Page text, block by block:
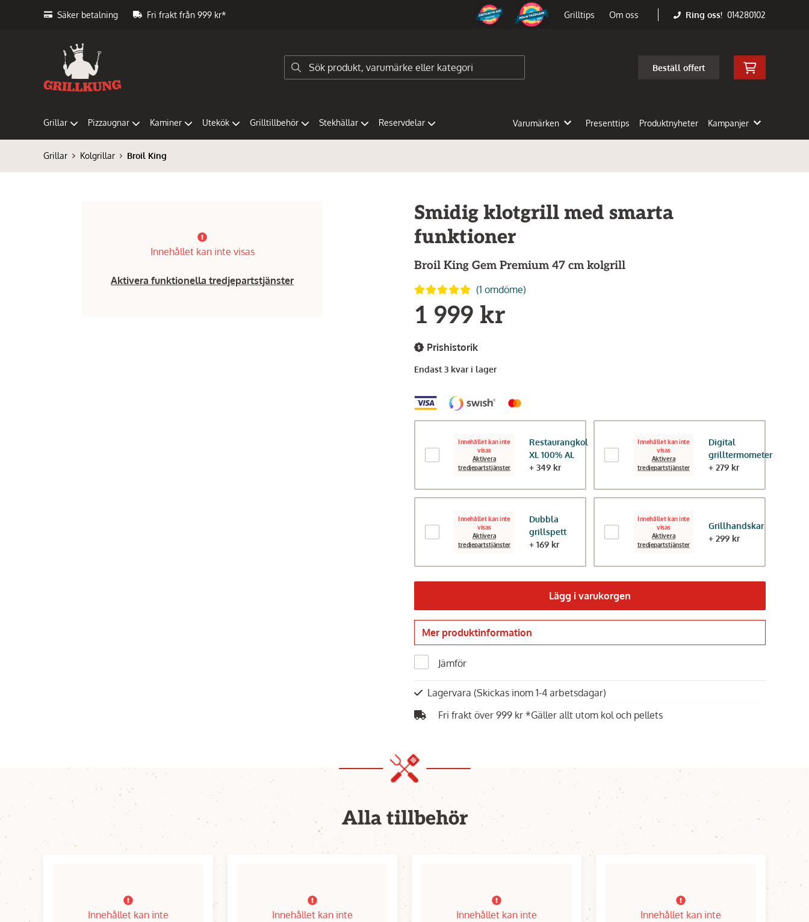
Säker betalning Fri frakt från 999 kr* Grilltips Om oss Ring oss! 014280102
Beställ offert
Grillar Pizzaugnar Kaminer Utekök Grilltillbehör Stekhällar Reservdelar Varumärken Presenttips Produktnyheter Kampanjer
Grillar Kolgrillar Broil King
Innehållet kan inte visas
Aktivera funktionella tredjepartstjänster
Smidig klotgrill med smarta
funktioner
Broil King Gem Premium 47 cm kolgrill
(1 omdöme)
1 999 kr
Prishistorik
Endast 3 kvar i lager
Innehållet kan inte
visas
Aktivera
tredjepartstjänster
Restaurangkol
XL 100% AL
+ 349 kr
Innehållet kan inte
visas
Aktivera
tredjepartstjänster
Digital
grilltermometer
+ 279 kr
Innehållet kan inte
visas
Aktivera
tredjepartstjänster
Dubbla
grillspett
+ 169 kr
Innehållet kan inte
visas
Aktivera
tredjepartstjänster
Grillhandskar
+ 299 kr
Lägg i varukorgen
Mer produktinformation
Jämför
Lagervara (Skickas inom 1-4 arbetsdagar)
Fri frakt över 999 kr *Gäller allt utom kol och pellets
Alla tillbehör
Innehållet kan inte
Innehållet kan inte
Innehållet kan inte
Innehållet kan inte